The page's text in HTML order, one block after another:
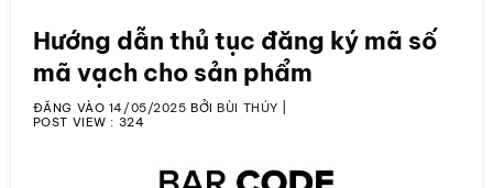
Hướng dẫn thủ tục đăng ký mã số
mã vạch cho sản phẩm
ĐĂNG VÀO 14/05/2025 BỞIBÙI THÚY
POST VIEW : 324